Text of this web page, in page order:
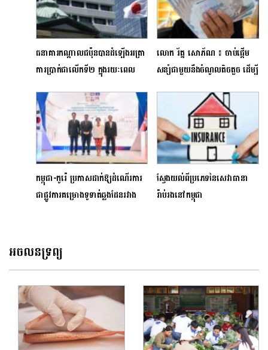
ធនាគារកណ្តាលជប៉ុនបានដំឡើងអត្រា
ការប្រាក់ជាលើកទី២ ក្នុងរយៈពេល
លោក រ័ត្ន សោភ័ណ ៖ ចាប់ផ្ដើម
សន្សំជាមួយនឹងចំណូលតិចតួច ដើម្បី
កម្ពុជា-កូរ៉េ ប្រកាសដាក់ឱ្យដំណើរការ
ជាផ្លូវការគម្រោងទូទាត់ឆ្លងដែនរវាង
ស្វែងយល់ពីប្រភេទនៃសេវាធានា
រ៉ាប់រងនៅកម្ពុជា
អចលនទ្រព្យ